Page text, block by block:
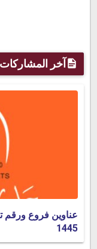
آخر المشاركات
عناوين فروع ورقم
1445